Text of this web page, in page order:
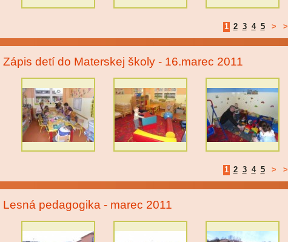
1 2 3 4 5 >
Zápis detí do Materskej školy - 16.marec 2011
1 2 3 4 5 >
Lesná pedagogika - marec 2011